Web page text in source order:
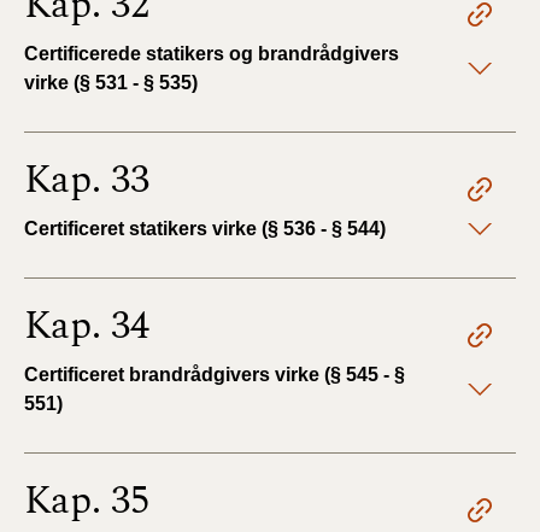
Certificerede statikers og brandrådgivers
virke (§ 531 - § 535)
Kap. 33
Certificeret statikers virke (§ 536 - § 544)
Kap. 34
Certificeret brandrådgivers virke (§ 545 - §
551)
Kap. 35